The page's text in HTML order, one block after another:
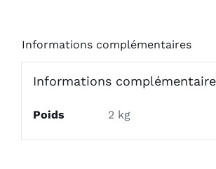
Informations complémentaires
Informations
Poids 2 kg